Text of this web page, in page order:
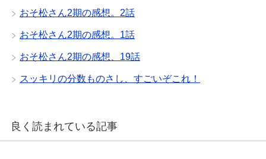
おそ松さん2期の感想。2話
おそ松さん2期の感想。1話
おそ松さん2期の感想、19話
スッキリの分数ものさし、すごいぞこれ！
良く読まれている記事